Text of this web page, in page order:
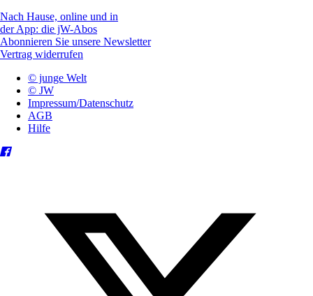
Nach Hause, online und in
der App: die jW-Abos
Abonnieren Sie unsere Newsletter
Vertrag widerrufen
© junge Welt
© JW
Impressum/Datenschutz
AGB
Hilfe